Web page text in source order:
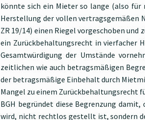
könnte sich ein Mieter so lange (also für
Herstellung der vollen vertragsgemäßen
ZR 19/14) einen Riegel vorgeschoben
ein Zurückbehaltungsrecht in vierfacher
Gesamtwürdigung der Umstände
zeitlichen wie auch betragsmäßigen
der betragsmäßige Einbehalt durch
Mangel zu einem Zurückbehaltungsrecht
BGH begründet diese Begrenzung
wird, nicht rechtlos gestellt ist, sondern